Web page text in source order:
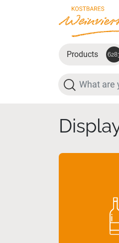
Skip to main content
Products
Search